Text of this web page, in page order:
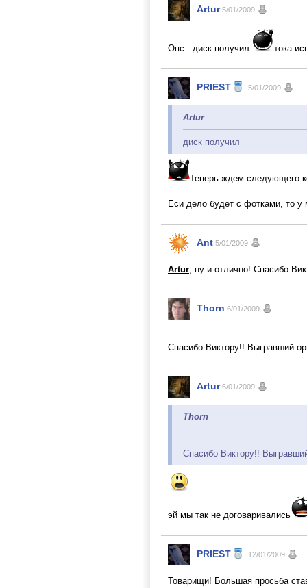
Artur 5/01/2009
Опс...диск получил. тока
PRIEST 5/01/2009
Artur
диск получил
Теперь ждем следующего
Еси дело будет с фотками, то
Ant 5/01/2009
Artur, ну и отлично! Спасибо
Thorn 6/01/2009
Спасибо Виктору!! Выгравший
Artur 6/01/2009
Thorn
Спасибо Виктору!!
эй мы так не договаривались
PRIEST 12/01/2009
Товарищи! Большая просьба